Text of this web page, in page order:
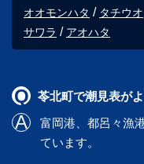
オオモンハタ
タチウオ
サワラ
アオハタ
苓北町で潮見表が
富岡港
都呂々漁
ています。